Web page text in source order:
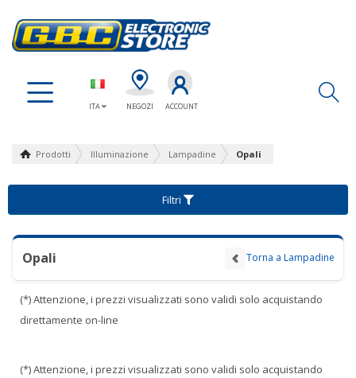
ITA NEGOZI ACCOUNT
Prodotti Illuminazione Lampadine Opali
Filtri
Opali Torna a Lampadine
(*) Attenzione, i prezzi visualizzati sono validi solo acquistando
direttamente on-line
(*) Attenzione, i prezzi visualizzati sono validi solo acquistando